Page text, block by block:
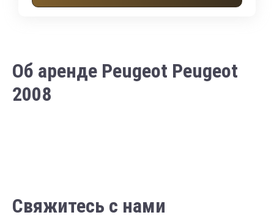
Об аренде Peugeot Peugeot
2008
Свяжитесь с нами